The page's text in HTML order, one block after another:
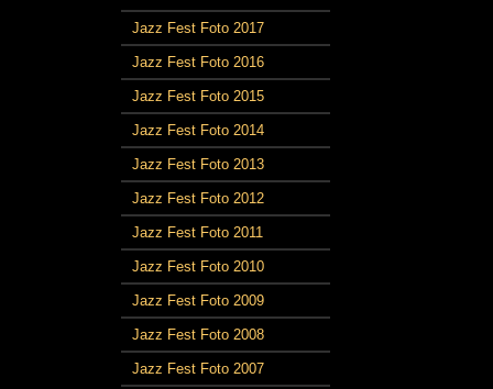
Jazz Fest Foto 2017
Jazz Fest Foto 2016
Jazz Fest Foto 2015
Jazz Fest Foto 2014
Jazz Fest Foto 2013
Jazz Fest Foto 2012
Jazz Fest Foto 2011
Jazz Fest Foto 2010
Jazz Fest Foto 2009
Jazz Fest Foto 2008
Jazz Fest Foto 2007